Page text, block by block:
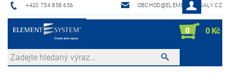
+420 734 858 656 OBCHOD@ELEMENTREGALY.CZ
0 0 Kč